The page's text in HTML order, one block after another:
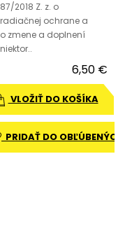
87/2018 Z. z. o
radiačnej ochrane a
o zmene a doplnení
niektor..
6,50 €
VLOŽIŤ DO KOŠÍKA
PRIDAŤ DO OBĽÚBENÝCH